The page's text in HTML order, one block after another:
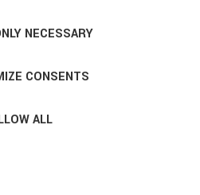
au vendredi de 9h30 à 17h30.
NECESSARY
CONSENTS
ALL